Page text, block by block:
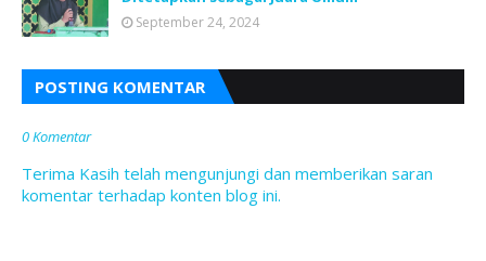
September 24, 2024
POSTING KOMENTAR
0 Komentar
Terima Kasih telah mengunjungi dan memberikan saran
komentar terhadap konten blog ini.